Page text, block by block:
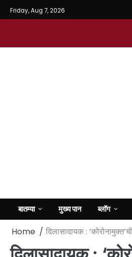
Friday, Aug 7, 2026
बातम्या मुख्य पान ब्लॉग
Home दिलासादायक :